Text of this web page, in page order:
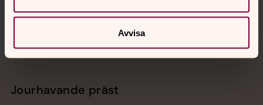
Avvisa
Jourhavande präst